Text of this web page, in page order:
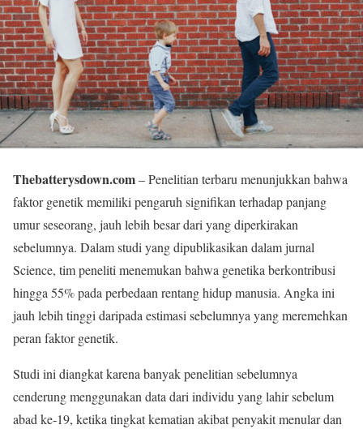
Thebatterysdown.com– Penelitian terbaru menunjukkan bahwa
faktor genetik memiliki pengaruh signifikan terhadap panjang
umur seseorang, jauh lebih besar dari yang diperkirakan
sebelumnya. Dalam studi yang dipublikasikan dalam jurnal
Science, tim peneliti menemukan bahwa genetika berkontribusi
hingga 55% pada perbedaan rentang hidup manusia. Angka ini
jauh lebih tinggi daripada estimasi sebelumnya yang meremehkan
peran faktor genetik.
Studi ini diangkat karena banyak penelitian sebelumnya
cenderung menggunakan data dari individu yang lahir sebelum
abad ke-19, ketika tingkat kematian akibat penyakit menular dan